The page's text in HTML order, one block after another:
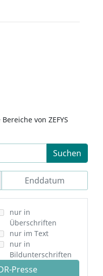
von ZEFYS
Suchen
nur in
Überschriften
nur im Text
nur in
Bildunterschriften
Presse